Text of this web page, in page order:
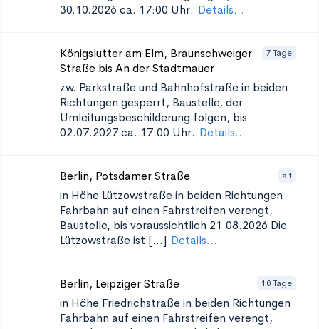
30.10.2026 ca. 17:00 Uhr. Details...
Königslutter am Elm, Braunschweiger
Straße bis An der Stadtmauer
7 Tage
zw. Parkstraße und Bahnhofstraße in beiden
Richtungen gesperrt, Baustelle, der
Umleitungsbeschilderung folgen, bis
02.07.2027 ca. 17:00 Uhr. Details...
Berlin, Potsdamer Straße alt
in Höhe Lützowstraße in beiden Richtungen
Fahrbahn auf einen Fahrstreifen verengt,
Baustelle, bis voraussichtlich 21.08.2026 Die
Lützowstraße ist [...] Details...
Berlin, Leipziger Straße 10 Tage
in Höhe Friedrichstraße in beiden Richtungen
Fahrbahn auf einen Fahrstreifen verengt,